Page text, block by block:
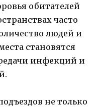
обитателей
часто
людей и
становятся
инфекций и
не только